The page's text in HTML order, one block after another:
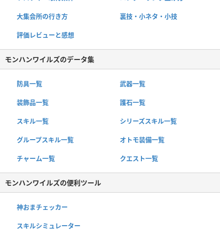
大集会所の行き方 裏技・小ネタ・小技
評価レビューと感想
モンハンワイルズのデータ集
防具一覧 武器一覧
装飾品一覧 護石一覧
スキル一覧 シリーズスキル一覧
グループスキル一覧 オトモ装備一覧
チャーム一覧 クエスト一覧
モンハンワイルズの便利ツール
神おまチェッカー
スキルシミュレーター